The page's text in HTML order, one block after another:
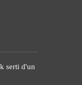
serti d'un